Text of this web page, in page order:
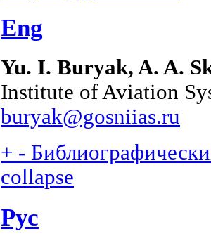
Eng
Yu. I. Buryak, A. A.
Institute of Aviation
buryak@gosniias.ru
+ -
collapse
Рус